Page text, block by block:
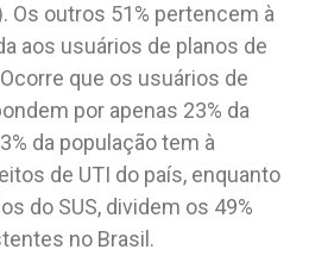
Os outros 51% pertencem à
aos usuários de planos de
que os usuários de
por apenas 23% da
da população tem à
de UTI do país, enquanto
do SUS, dividem os 49%
no Brasil.